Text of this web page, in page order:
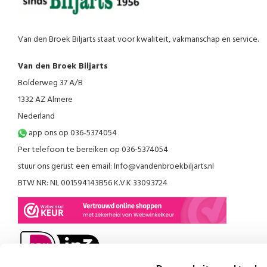
Van den Broek Biljarts staat voor kwaliteit, vakmanschap en service.
Van den Broek Biljarts
Bolderweg 37 A/B
1332 AZ Almere
Nederland
app ons op 036-5374054
Per telefoon te bereiken op 036-5374054
stuur ons gerust een email:Info@vandenbroekbiljarts.nl
BTW NR: NL 001594143B56 K.V.K 33093724